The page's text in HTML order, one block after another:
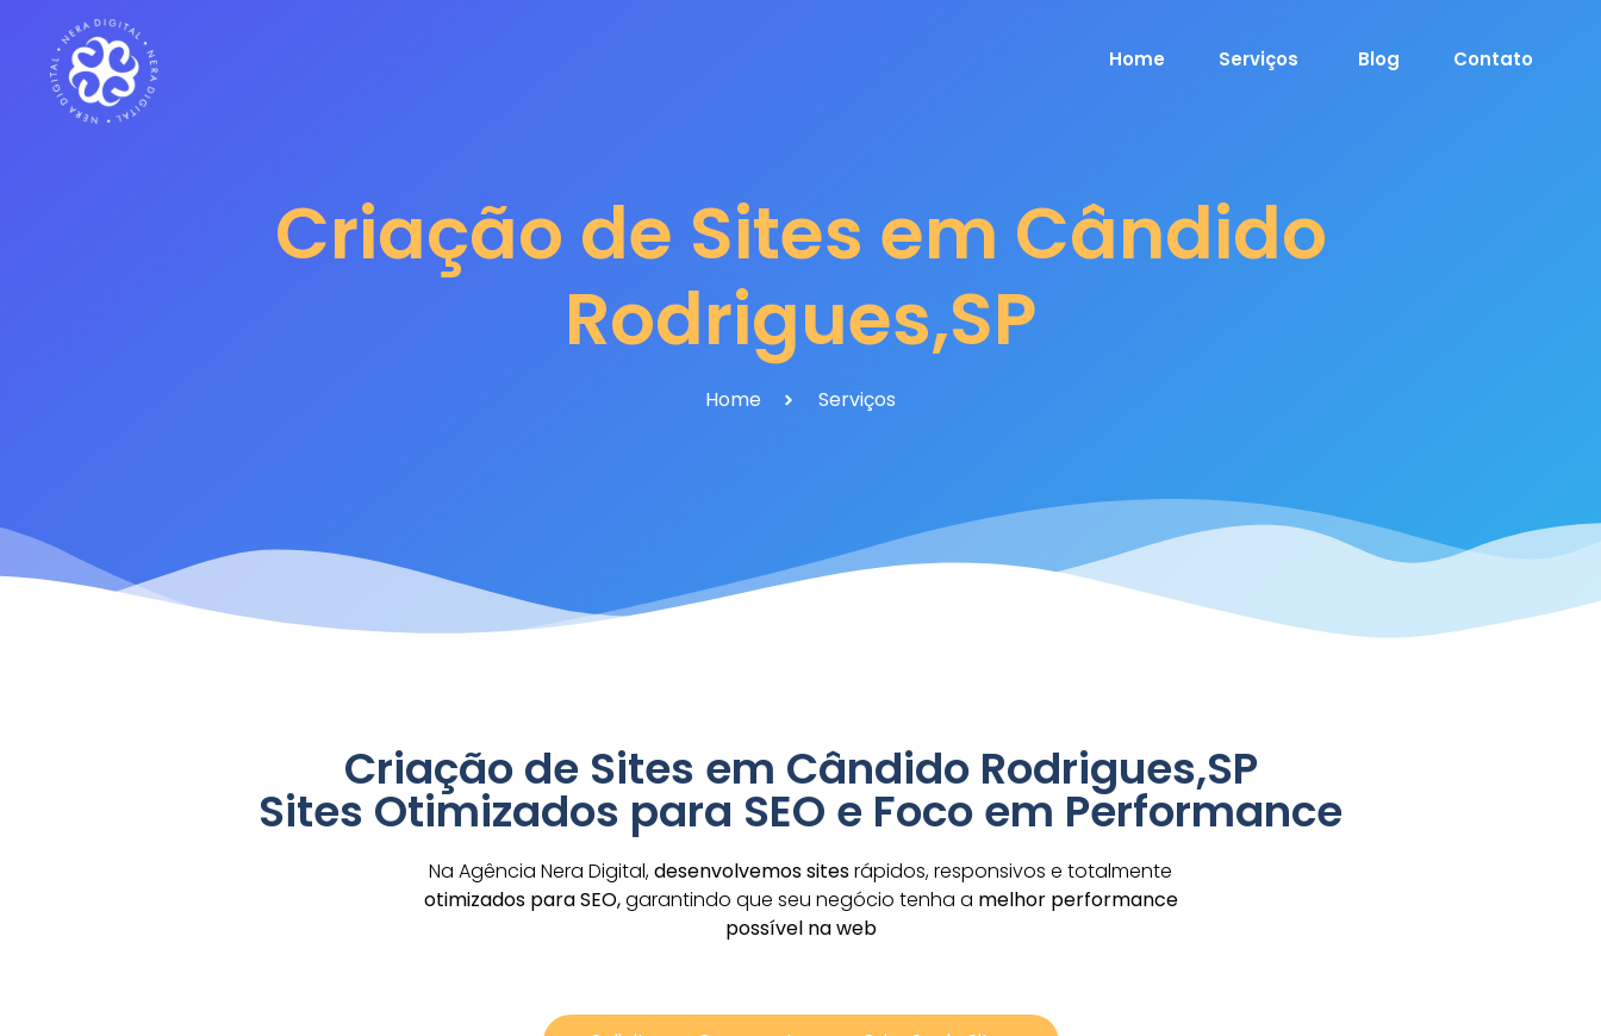
Home Serviços Blog Contato
Criação de Sites em Cândido
Rodrigues,SP
Home Serviços
Criação de Sites em Cândido Rodrigues,SP
Sites Otimizados para SEO e Foco em Performance
Na Agência Nera Digital,desenvolvemos sitesrápidos, responsivos e totalmente
otimizados para SEO,garantindo que seu negócio tenha a melhor performance
possível na web